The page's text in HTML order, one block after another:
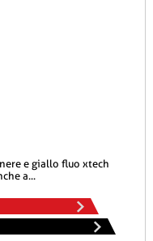
a...